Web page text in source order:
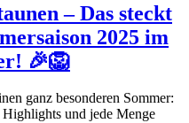
– Das steckt
2025 im
🎉🦁
ganz besonderen Sommer:
und jede Menge